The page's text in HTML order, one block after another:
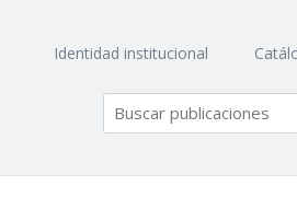
Identidad institucional